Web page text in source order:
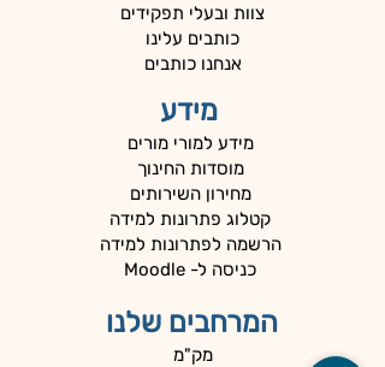
צוות ובעלי תפקידים
כותבים עלינו
אנחנו כותבים
מידע
מידע למורי מורים
מוסדות החינוך
מחירון השירותים
קטלוג פתרונות למידה
הרשמה לפתרונות למידה
כניסה ל- Moodle
המרחבים שלנו
מק"מ